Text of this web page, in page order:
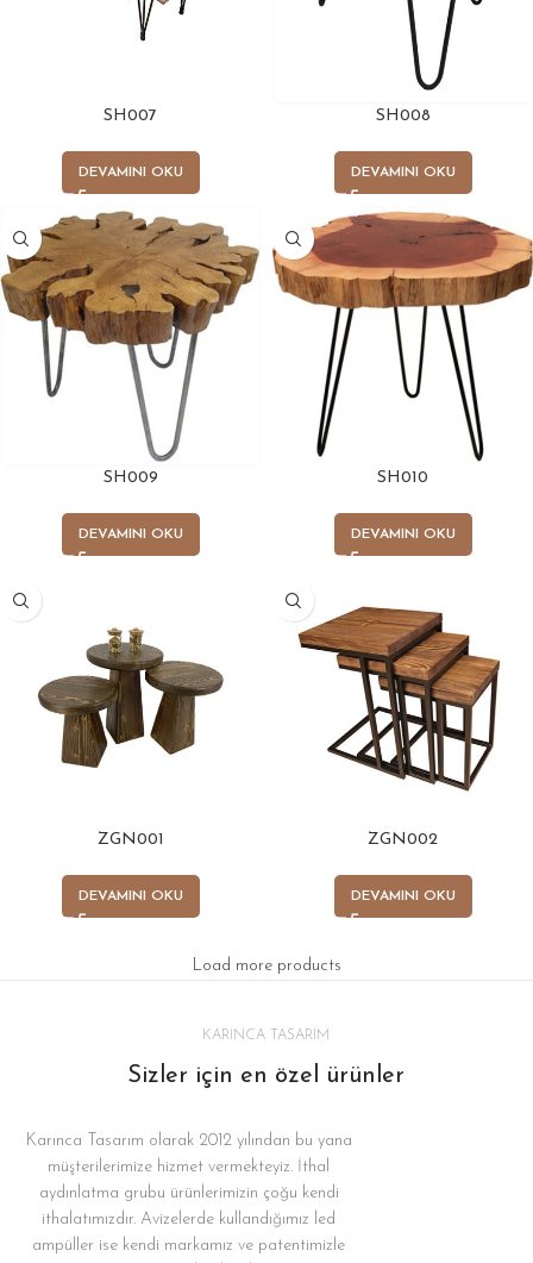
SH007
DEVAMINI OKU
SH008
DEVAMINI OKU
SH009
DEVAMINI OKU
SH010
DEVAMINI OKU
ZGN001
DEVAMINI OKU
ZGN002
DEVAMINI OKU
Load more products
KARINCA TASARIM
Sizler için en özel ürünler
Karınca Tasarım olarak 2012 yılından bu yana
müşterilerimize hizmet vermekteyiz. İthal
aydınlatma grubu ürünlerimizin çoğu kendi
ithalatımızdır. Avizelerde kullandığımız led
ampüller ise kendi markamız ve patentimizle